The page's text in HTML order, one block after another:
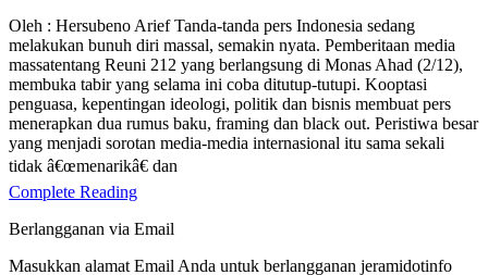
Oleh : Hersubeno Arief Tanda-tanda pers Indonesia sedang
melakukan bunuh diri massal, semakin nyata. Pemberitaan media
massatentang Reuni 212 yang berlangsung di Monas Ahad (2/12),
membuka tabir yang selama ini coba ditutup-tutupi. Kooptasi
penguasa, kepentingan ideologi, politik dan bisnis membuat pers
menerapkan dua rumus baku, framing dan black out. Peristiwa besar
yang menjadi sorotan media-media internasional itu sama sekali
tidak â€œmenarikâ€ dan
Complete Reading
Berlangganan via Email
Masukkan alamat Email Anda untuk berlangganan jeramidotinfo